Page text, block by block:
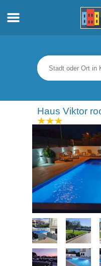
Apartments
Touristeninformation
Strände
webcams
Treffen Sie Kroatien
museen
Haus Viktor